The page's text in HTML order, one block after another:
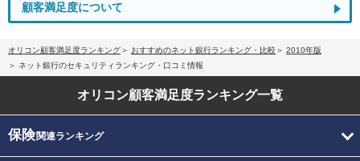
顧客満足度について
オリコン顧客満足度ランキング おすすめのネット銀行ランキング・比較
2010年版
ネット銀行のセキュリティランキング・口コミ情報
オリコン顧客満足度ランキング一覧
保険関連ランキング